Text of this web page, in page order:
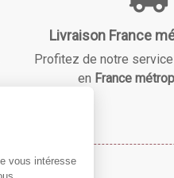
Livraison France
Profitez de notre
en France